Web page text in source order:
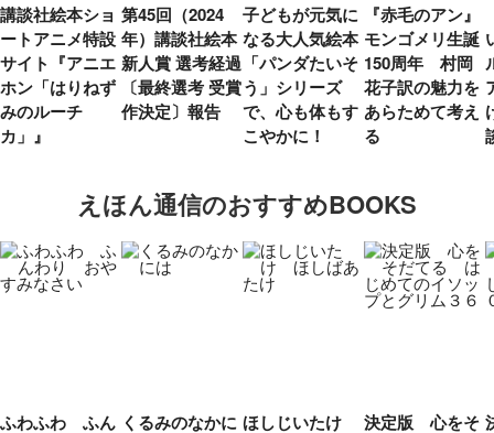
講談社絵本ショ
ートアニメ特設
サイト『アニエ
ホン「はりねず
みのルーチ
カ」』
第45回（2024
年）講談社絵本
新人賞 選考経過
〔最終選考 受賞
作決定〕報告
子どもが元気に
なる大人気絵本
「パンダたいそ
う」シリーズ
で、心も体もす
こやかに！
『赤毛のアン』
モンゴメリ生誕
150周年 村岡
花子訳の魅力を
あらためて考え
る
えほん通信のおすすめBOOKS
ふわふわ ふん くるみのなかに ほしじいたけ
決定版 心をそ